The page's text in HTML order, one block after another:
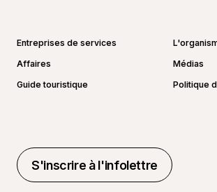
Entreprises de services
Affaires
Médias
Guide touristique
Politique
S'inscrire à l'infolettre
S'inscrire à l'infolettre